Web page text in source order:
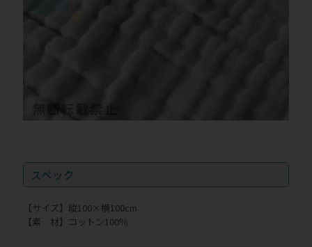
スペック
【サイズ】縦100×横100cm
【素 材】コットン100％